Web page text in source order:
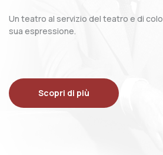
Un teatro al servizio del teatro e di
sua espressione.
Scopri di più